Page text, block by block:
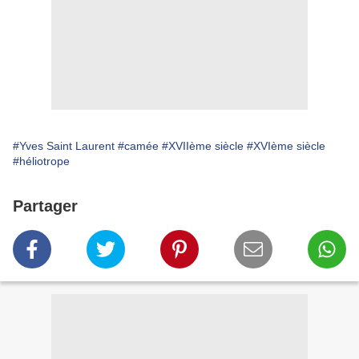
#Yves Saint Laurent #camée #XVIIème siècle #XVIème siècle
#héliotrope
Partager